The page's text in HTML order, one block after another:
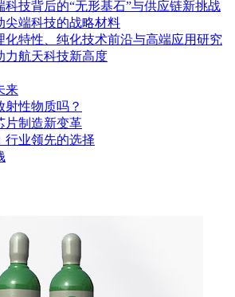
科技背后的“无形基石”与供应链新挑战
尖端科技的战略材料
化特性、纯化技术前沿与高端应用研究
力航天科技新高度
来
射性物质吗？
片制造新变革
行业领先的选择